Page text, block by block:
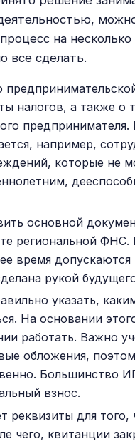
на
все сделать.
налогов, а также о
например,
которые не
основной
региональной ФНС.
время
рукой
указать,
На основании
работать. Важно
обложения,
Большинство
взнос.
реквизиты для
чего, квитанции